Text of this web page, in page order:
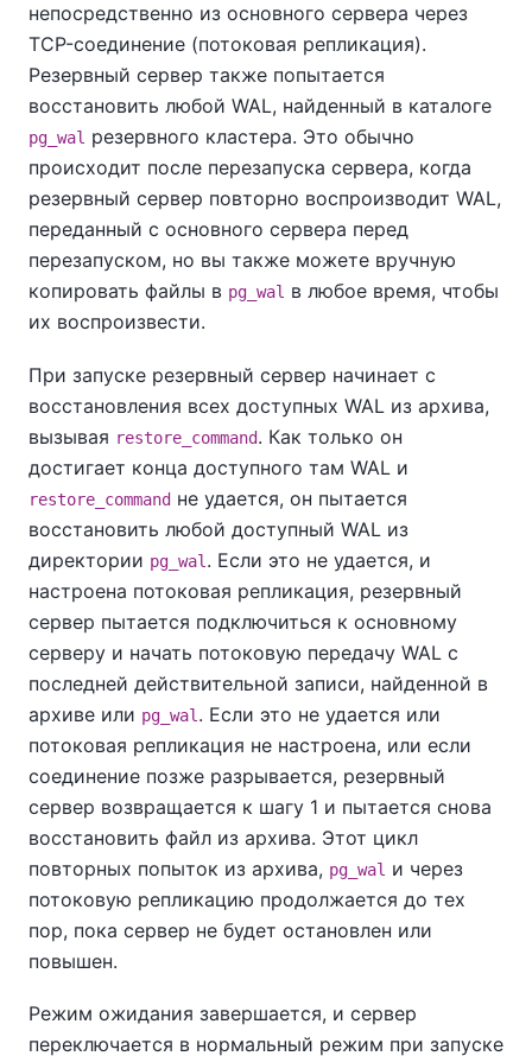
непосредственно из основного сервера через
TCP-соединение (потоковая репликация).
Резервный сервер также попытается
восстановить любой WAL, найденный в каталоге
pg_wal резервного кластера. Это обычно
происходит после перезапуска сервера, когда
резервный сервер повторно воспроизводит WAL,
переданный с основного сервера перед
перезапуском, но вы также можете вручную
копировать файлы в pg_wal в любое время, чтобы
их воспроизвести.
При запуске резервный сервер начинает с
восстановления всех доступных WAL из архива,
вызывая restore_command. Как только он
достигает конца доступного там WAL и
restore_command не удается, он пытается
восстановить любой доступный WAL из
директории pg_wal . Если это не удается, и
настроена потоковая репликация, резервный
сервер пытается подключиться к основному
серверу и начать потоковую передачу WAL с
последней действительной записи, найденной в
архиве или pg_wal . Если это не удается или
потоковая репликация не настроена, или если
соединение позже разрывается, резервный
сервер возвращается к шагу 1 и пытается снова
восстановить файл из архива. Этот цикл
повторных попыток из архива, pg_wal и через
потоковую репликацию продолжается до тех
пор, пока сервер не будет остановлен или
повышен.
Режим ожидания завершается, и сервер
переключается в нормальный режим при запуске